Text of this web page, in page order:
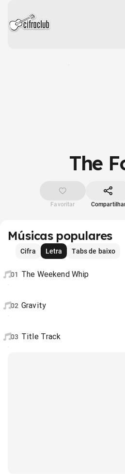
The
Favoritar
Músicas populares
Cifra
Letra Tabs de baixo
01 The Weekend Whip
02 Gravity
03 Title Track